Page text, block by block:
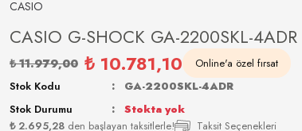
CASIO
CASIO G-SHOCK GA-2200SKL-
₺ 11.979,00 ₺ 10.781,10 Online'a özel fırsat
₺ 2.695,28 den başlayan taksitlerle! Taksit Seçenekleri
Stok Kodu
GA-2200SKL-4ADR
Stok Durumu
Stokta yok